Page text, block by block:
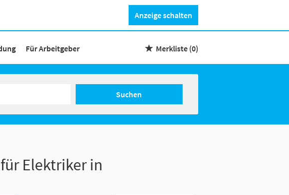
Anzeige schalten
Für Arbeitgeber Merkliste (0)
Suchen
Elektriker in